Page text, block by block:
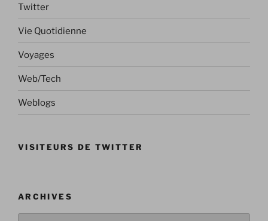
Twitter
Vie Quotidienne
Voyages
Web/Tech
Weblogs
VISITEURS DE TWITTER
ARCHIVES